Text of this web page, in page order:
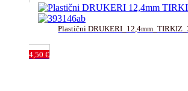
Plastični
4,50 €